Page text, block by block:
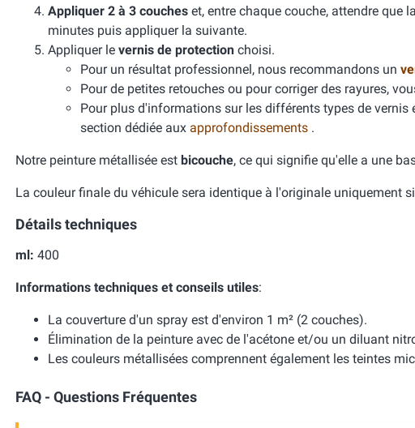
Appliquer 2 à 3 couches et, entre chaque couche, attendre que
minutes puis appliquer la suivante.
Appliquer le vernis de protection choisi.
Pour un résultat professionnel, nous recommandons un
Pour de petites retouches ou pour corriger des rayures,
Pour plus d'informations sur les différents types de
section dédiée aux approfondissements .
Notre peinture métallisée est bicouche, ce qui signifie qu'elle a une
La couleur finale du véhicule sera identique à l'originale uniquement
Détails techniques
ml: 400
Informations techniques et conseils utiles:
La couverture d'un spray est d'environ 1 m² (2 couches).
Élimination de la peinture avec de l'acétone et/ou un diluant
Les couleurs métallisées comprennent également les teintes
FAQ - Questions Fréquentes